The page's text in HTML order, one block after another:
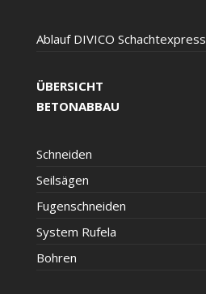
Ablauf DIVICO Schachtexpress
ÜBERSICHT
BETONABBAU
Schnei­den
Seil­sä­gen
Fugen­schnei­den
Sys­tem Rufela
Boh­ren